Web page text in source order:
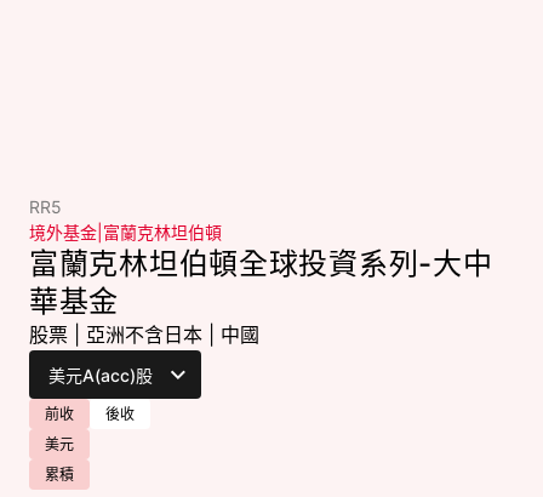
RR5
境外基金 富蘭克林坦伯頓
富蘭克林坦伯頓全球投資系列-大中
華基金
股票 亞洲不含日本 中國
前收
後收
美元
累積